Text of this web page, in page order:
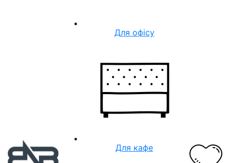
Для офісу
Для кафе